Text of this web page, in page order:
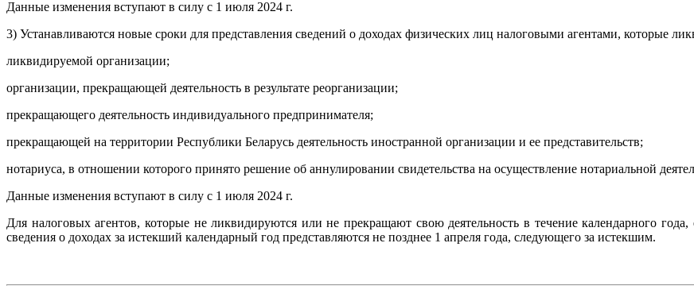
Данные изменения вступают в силу с 1 июля 2024 г.
3) Устанавливаются новые сроки для представления сведений о доходах физических лиц налоговыми агентами, которые
ликвидируемой организации;
организации, прекращающей деятельность в результате реорганизации;
прекращающего деятельность индивидуального предпринимателя;
прекращающей на территории Республики Беларусь деятельность иностранной организации и ее представительств;
нотариуса, в отношении которого принято решение об аннулировании свидетельства на осуществление нотариальной
Данные изменения вступают в силу с 1 июля 2024 г.
Для налоговых агентов, которые не ликвидируются или не прекращают свою деятельность в течение календарного
сведения о доходах за истекший календарный год представляются не позднее 1 апреля года, следующего за истекшим.